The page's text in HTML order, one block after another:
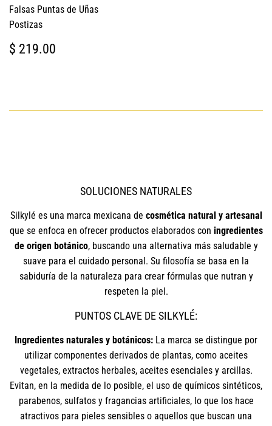
Falsas Puntas de Uñas
Postizas
PRECIO
HABITUAL
$ 219.00
SOLUCIONES NATURALES
Silkylé es una marca mexicana de cosmética natural y artesanal
que se enfoca en ofrecer productos elaborados con ingredientes
de origen botánico, buscando una alternativa más saludable y
suave para el cuidado personal. Su filosofía se basa en la
sabiduría de la naturaleza para crear fórmulas que nutran y
respeten la piel.
PUNTOS CLAVE DE SILKYLÉ:
Ingredientes naturales y botánicos: La marca se distingue por
utilizar componentes derivados de plantas, como aceites
vegetales, extractos herbales, aceites esenciales y arcillas.
Evitan, en la medida de lo posible, el uso de químicos sintéticos,
parabenos, sulfatos y fragancias artificiales, lo que los hace
atractivos para pieles sensibles o aquellos que buscan una